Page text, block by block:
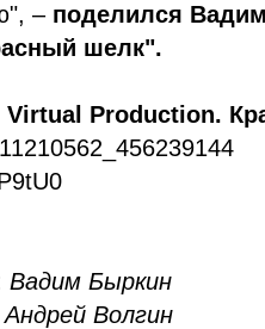
– поделился
шелк".
Virtual Production.
Вадим Быркин
Андрей Волгин